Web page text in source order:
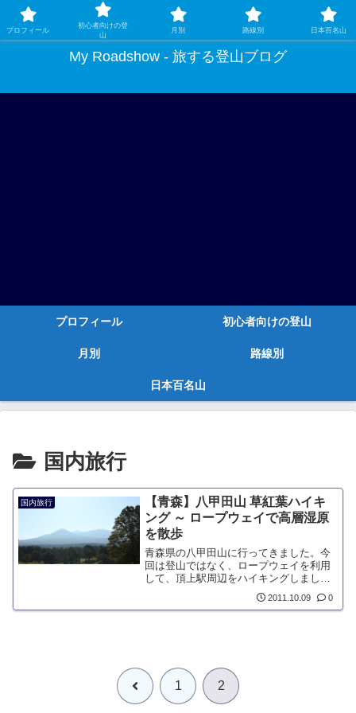
ガチ登山ではなく、グルメや温泉、観光もする旅する登山
My Roadshow - 旅する登山ブログ
プロフィール 初心者向けの登山
月別 路線別
日本百名山
国内旅行
国内旅行
【青森】八甲田山 草紅葉ハイキ
ング ～ ロープウェイで高層湿原
を散歩
青森県の八甲田山に行ってきました。今
回は登山ではなく、ロープウェイを利用
して、頂上駅周辺をハイキングしまし
た。ちょうど紅葉がピークで、ロープウ
ェイの周回コースは見頃でした。朝の青
2011.10.09 0
前 1 2
プロフィール
初心者向けの登
山
月別 路線別 日本百名山